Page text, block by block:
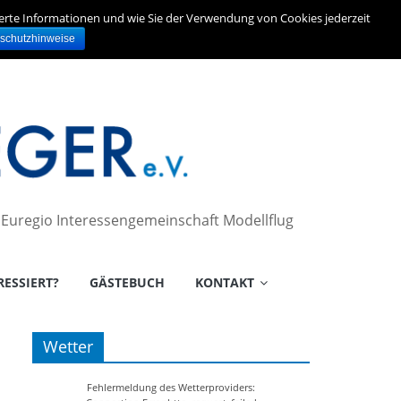
Interessengemeinschaft Modellflug
GÄSTEBUCH KONTAKT
Wetter
Fehlermeldung des Wetterproviders:
Informationen und wie Sie der Verwendung von Cookies jederzeit